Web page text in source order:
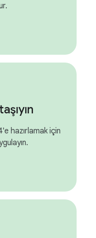
hazırlamak için